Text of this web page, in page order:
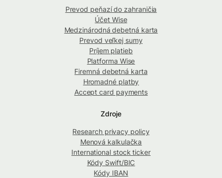
Prevod peňazí do zahraničia
Účet Wise
Medzinárodná debetná karta
Prevod veľkej sumy
Príjem platieb
Platforma Wise
Firemná debetná karta
Hromadné platby
Accept card payments
Zdroje
Research privacy policy
Menová kalkulačka
International stock ticker
Kódy Swift/BIC
Kódy IBAN